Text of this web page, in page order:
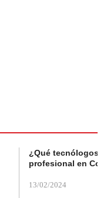
¿Qué tecnólogos
profesional en
13/02/2024